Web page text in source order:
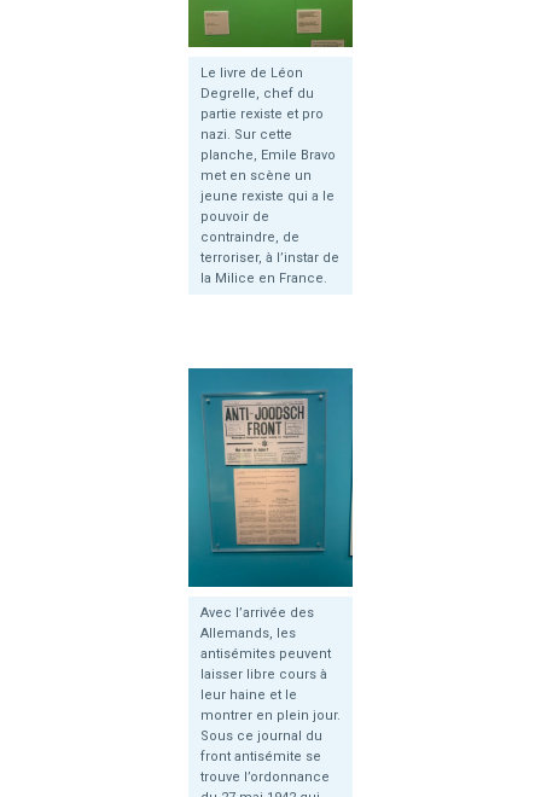
Le livre de Léon
Degrelle, chef du
partie rexiste et pro
nazi. Sur cette
planche, Emile Bravo
met en scène un
jeune rexiste qui a le
pouvoir de
contraindre, de
terroriser, à l’instar de
la Milice en France.
Avec l’arrivée des
Allemands, les
antisémites peuvent
laisser libre cours à
leur haine et le
montrer en plein jour.
Sous ce journal du
front antisémite se
trouve l’ordonnance